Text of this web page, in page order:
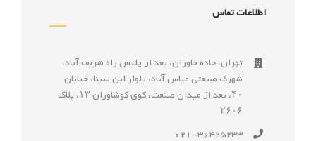
اطلاعات تماس
تهران، جاده خاوران، بعد از پليس راه شريف آباد،
شهرک صنعتى عباس آباد، بلوار ابن سينا، خيابان
۴۰، بعد از ميدان صنعت، كوی كوشاوران ۱۳، پلاک
۲۶۰۶
021-36425233